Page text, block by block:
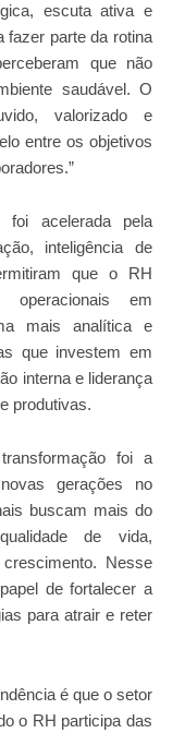
escuta ativa e
fazer parte da rotina
que não
saudável. O
valorizado e
entre os objetivos
foi acelerada pela
inteligência de
que o RH
operacionais em
mais analítica e
que investem em
interna e liderança
produtivas.
foi a
gerações no
buscam mais do
de vida,
Nesse
de fortalecer a
para atrair e reter
é que o setor
o RH participa das